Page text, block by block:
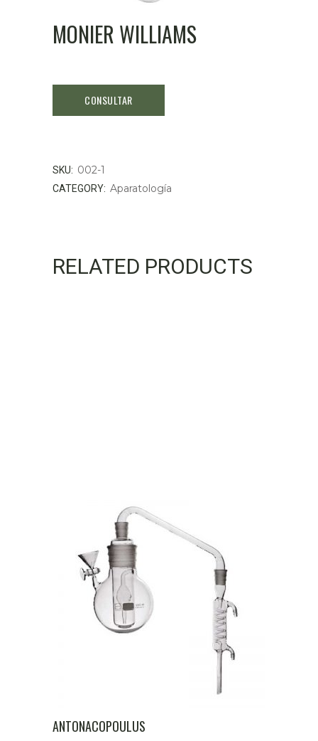
MONIER WILLIAMS
SKU: 002-1
CATEGORY: Aparatología
RELATED PRODUCTS
ANTONACOPOULUS